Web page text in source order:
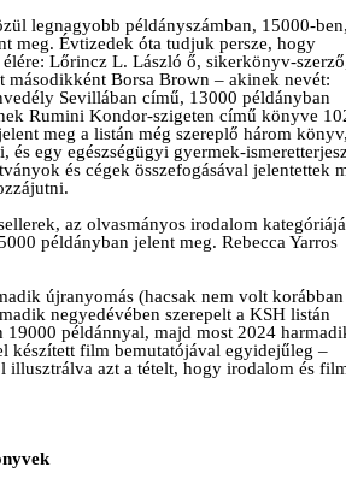
legnagyobb példányszámban, 15000-ben,
meg. Évtizedek óta tudjuk persze, hogy
Lőrincz L. László ő, sikerkönyv-
másodikként Borsa Brown – akinek nevét:
Sevillában című, 13000 példányban
Rumini Kondor-szigeten című könyve
meg a listán még szereplő három könyv,
egy egészségügyi gyermek-
és cégek összefogásával jelentettek
az olvasmányos irodalom
példányban jelent meg. Rebecca Yarros
újranyomás (hacsak nem volt korábban
negyedévében szerepelt a KSH listán
példánnyal, majd most 2024
készített film bemutatójával egyidejűleg –
illusztrálva azt a tételt, hogy irodalom és